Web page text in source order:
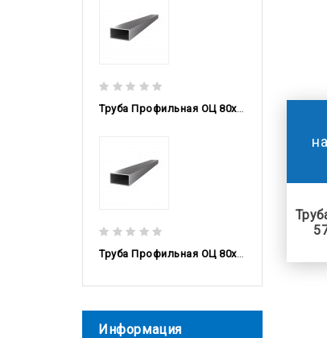
Труба Профильная ОЦ 80x60x3 DX51D, 6м
Труба Профильная ОЦ 80x60x2,5 DX51D, 6м
Информация